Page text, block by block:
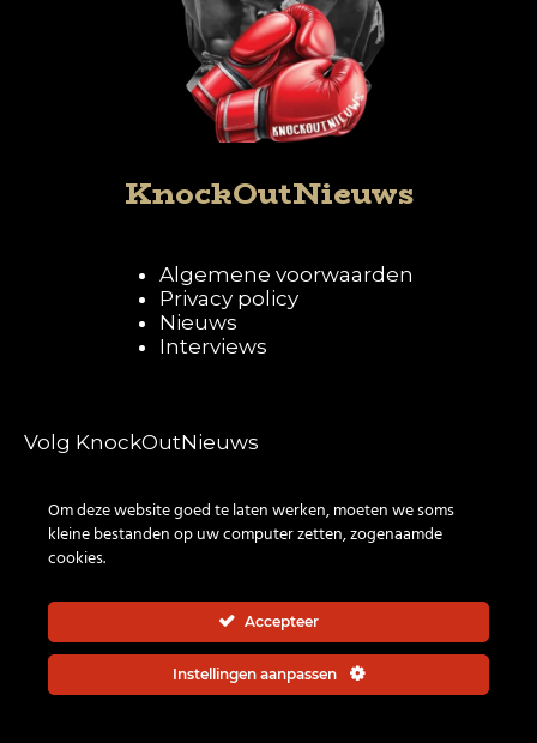
KnockOutNieuws
Algemene voorwaarden
Privacy policy
Nieuws
Interviews
Volg KnockOutNieuws
© 2026 | All rights reserved
Om deze website goed te laten werken, moeten we soms
kleine bestanden op uw computer zetten, zogenaamde
cookies.
Accepteer
Instellingen aanpassen